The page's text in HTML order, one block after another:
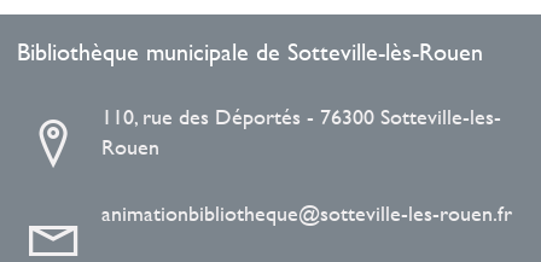
Bibliothèque municipale de Sotteville-lès-Rouen
110, rue des Déportés - 76300 Sotteville-les-
Rouen
animationbibliotheque@sotteville-les-rouen.fr